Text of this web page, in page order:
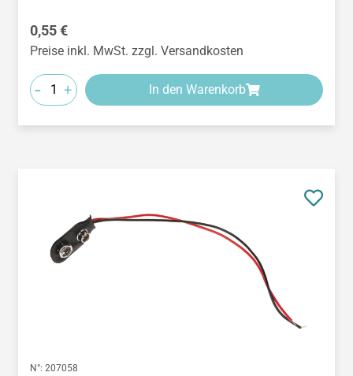
Regulärer Preis:
0,55 €
Preise inkl. MwSt. zzgl. Versandkosten
- + In den Warenkorb
N°: 207058